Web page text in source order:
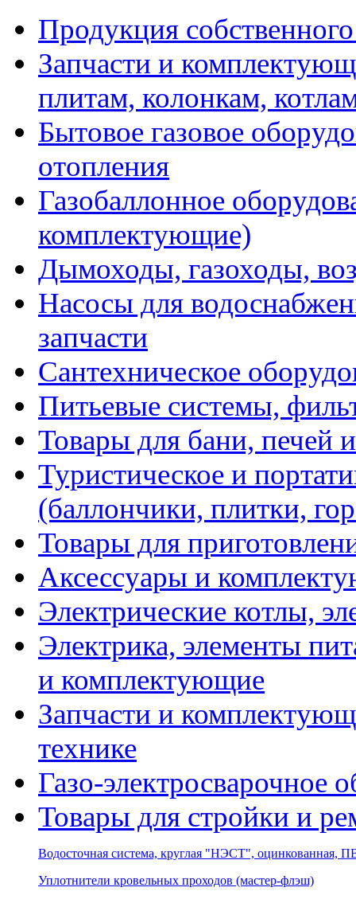
Продукция
Запчасти и
плитам, колонкам,
Бытовое газовое
отопления
Газобаллонное
комплектующие)
Дымоходы, газоходы,
Насосы для
запчасти
Сантехническое
Питьевые системы,
Товары для бани, печей
Туристическое и
(баллончики, плитки,
Товары для
Аксессуары и
Электрические котлы,
Электрика, элементы
и комплектующие
Запчасти и
технике
Газо-электросварочное
Товары для стройки и
Водосточная система, круглая "НЭСТ", оцинкованная,
Уплотнители кровельных проходов (мастер-флэш)